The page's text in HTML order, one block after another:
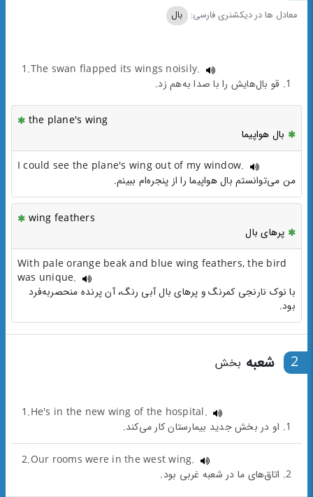
معادل ها در دیکشنری فارسی: بال
1.The swan flapped its wings noisily.
1. قو بال‌هایش را با صدا به‌هم زد.
the plane's wing
بال هواپیما
I could see the plane's wing out of my window.
من می‌توانستم بال هواپیما را از پنجره‌ام ببینم.
wing feathers
پرهای بال
With pale orange beak and blue wing feathers, the bird
was unique.
با نوک نارنجی کمرنگ و پرهای بال آبی رنگ، آن پرنده منحصربه‌فرد
بود.
2 شعبه بخش
1.He's in the new wing of the hospital.
1. او در بخش جدید بیمارستان کار می‌کند.
2.Our rooms were in the west wing.
2. اتاق‌های ما در شعبه غربی بود.